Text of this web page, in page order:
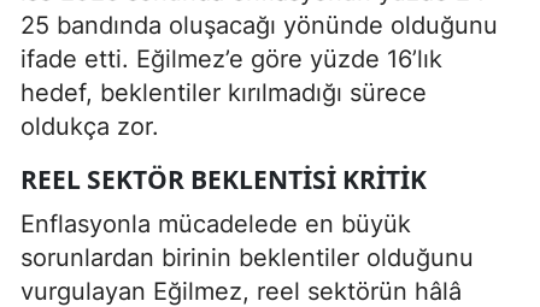
25 bandında oluşacağı yönünde olduğunu
ifade etti. Eğilmez’e göre yüzde 16’lık
hedef, beklentiler kırılmadığı sürece
oldukça zor.
REEL SEKTÖR BEKLENTISI KRITIK
Enflasyonla mücadelede en büyük
sorunlardan birinin beklentiler olduğunu
vurgulayan Eğilmez, reel sektörün hâlâ